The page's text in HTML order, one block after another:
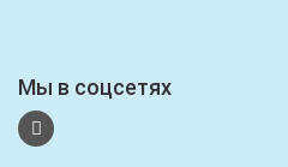
Мы в соцсетях